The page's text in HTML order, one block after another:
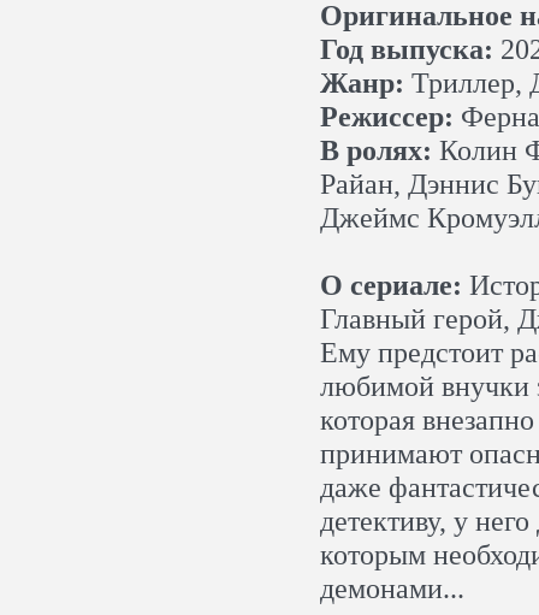
Оригинальное
Год выпуска:
Жанр: Триллер,
Режиссер:
В ролях: Колин
Райан, Дэннис
Джеймс
О сериале:
Главный герой,
Ему предстоит
любимой внучки
которая
принимают
даже
детективу, у
которым
демонами...